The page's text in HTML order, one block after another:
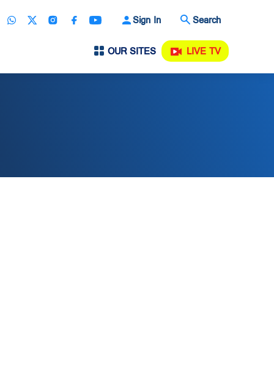
Sign In Search
OUR SITES LIVE TV